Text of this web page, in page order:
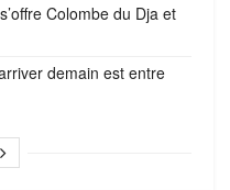
Colombe du Dja et
demain est entre